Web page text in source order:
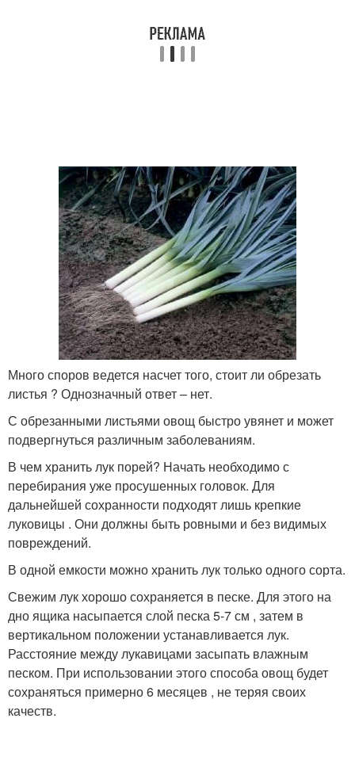
Много споров ведется насчет того, стоит ли обрезать
листья ? Однозначный ответ – нет.
С обрезанными листьями овощ быстро увянет и может
подвергнуться различным заболеваниям.
В чем хранить лук порей? Начать необходимо с
перебирания уже просушенных головок. Для
дальнейшей сохранности подходят лишь крепкие
луковицы . Они должны быть ровными и без видимых
повреждений.
В одной емкости можно хранить лук только одного сорта.
Свежим лук хорошо сохраняется в песке. Для этого на
дно ящика насыпается слой песка 5-7 см , затем в
вертикальном положении устанавливается лук.
Расстояние между лукавицами засыпать влажным
песком. При использовании этого способа овощ будет
сохраняться примерно 6 месяцев , не теряя своих
качеств.